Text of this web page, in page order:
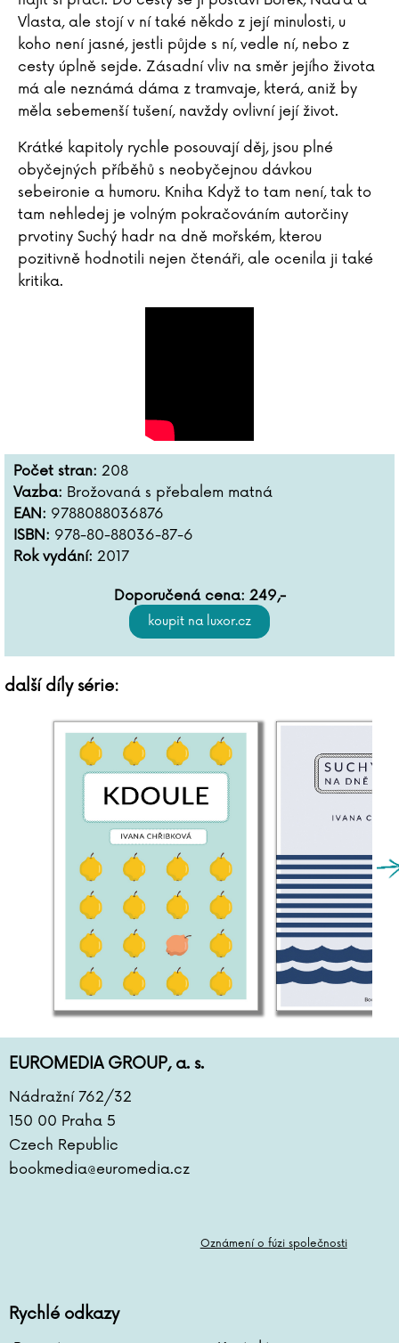
Vlasta, ale stojí v ní také někdo z její minulosti, u
koho není jasné, jestli půjde s ní, vedle ní, nebo z
cesty úplně sejde. Zásadní vliv na směr jejího života
má ale neznámá dáma z tramvaje, která, aniž by
měla sebemenší tušení, navždy ovlivní její život.
Krátké kapitoly rychle posouvají děj, jsou plné
obyčejných příběhů s neobyčejnou dávkou
sebeironie a humoru. Kniha Když to tam není, tak to
tam nehledej je volným pokračováním autorčiny
prvotiny Suchý hadr na dně mořském, kterou
pozitivně hodnotili nejen čtenáři, ale ocenila ji také
kritika.
Počet stran: 208
Vazba: Brožovaná s přebalem matná
EAN: 9788088036876
ISBN: 978-80-88036-87-6
Rok vydání: 2017
Doporučená cena: 249,-
další díly série:
EUROMEDIA GROUP, a. s.
Nádražní 762/32
150 00 Praha 5
Czech Republic
bookmedia@euromedia.cz
Oznámení o fúzi společnosti
Rychlé odkazy